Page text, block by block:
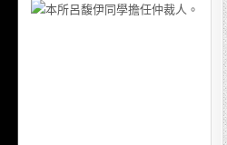
本所呂馥伊同學擔任仲裁人。